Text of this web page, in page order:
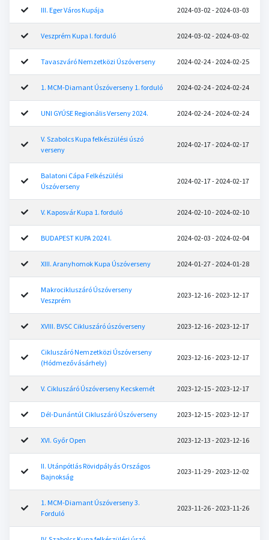
III. Eger Város Kupája 2024-03-02 - 2024-03-03
Veszprém Kupa I. forduló 2024-03-02 - 2024-03-02
Tavaszváró Nemzetközi Úszóverseny 2024-02-24 - 2024-02-25
1. MCM-Diamant Úszóverseny 1. forduló 2024-02-24 - 2024-02-24
UNI GYÚSE Regionális Verseny 2024. 2024-02-24 - 2024-02-24
V. Szabolcs Kupa felkészülési úszó
verseny
2024-02-17 - 2024-02-17
Balatoni Cápa Felkészülési
Úszóverseny
2024-02-17 - 2024-02-17
V. Kaposvár Kupa 1. forduló 2024-02-10 - 2024-02-10
BUDAPEST KUPA 2024 I. 2024-02-03 - 2024-02-04
XIII. Aranyhomok Kupa Úszóverseny 2024-01-27 - 2024-01-28
Makrocikluszáró Úszóverseny
Veszprém
2023-12-16 - 2023-12-17
XVIII. BVSC Cikluszáró úszóverseny 2023-12-16 - 2023-12-17
Cikluszáró Nemzetközi Úszóverseny
(Hódmezővásárhely)
2023-12-16 - 2023-12-17
V. Cikluszáró Úszóverseny Kecskemét 2023-12-15 - 2023-12-17
Dél-Dunántúl Cikluszáró Úszóverseny 2023-12-15 - 2023-12-17
XVI. Győr Open 2023-12-13 - 2023-12-16
II. Utánpótlás Rövidpályás Országos
Bajnokság
2023-11-29 - 2023-12-02
1. MCM-Diamant Úszóverseny 3.
Forduló
2023-11-26 - 2023-11-26